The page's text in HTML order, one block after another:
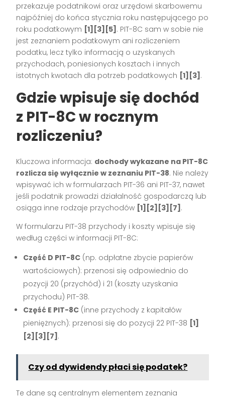
przekazuje podatnikowi oraz urzędowi skarbowemu
najpóźniej do końca stycznia roku następującego po
roku podatkowym [1][3][5] . PIT-8C sam w sobie nie
jest zeznaniem podatkowym ani rozliczeniem
podatku, lecz tylko informacją o uzyskanych
przychodach, poniesionych kosztach i innych
istotnych kwotach dla potrzeb podatkowych [1][3] .
Gdzie wpisuje się dochód
z PIT-8C w rocznym
rozliczeniu?
Kluczowa informacja: dochody wykazane na PIT-8C
rozlicza się wyłącznie w zeznaniu PIT-38. Nie należy
wpisywać ich w formularzach PIT-36 ani PIT-37, nawet
jeśli podatnik prowadzi działalność gospodarczą lub
osiąga inne rodzaje przychodów [1][2][3][7] .
W formularzu PIT-38 przychody i koszty wpisuje się
według części w informacji PIT-8C:
Część D PIT-8C (np. odpłatne zbycie papierów
wartościowych): przenosi się odpowiednio do
pozycji 20 (przychód) i 21 (koszty uzyskania
przychodu) PIT-38.
Część E PIT-8C (inne przychody z kapitałów
pieniężnych): przenosi się do pozycji 22 PIT-38 [1]
[2][3][7] .
Czy od dywidendy płaci się podatek?
Te dane są centralnym elementem zeznania